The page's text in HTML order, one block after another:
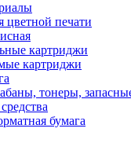
цветной печати
картриджи
картриджи
тонеры,
бумага